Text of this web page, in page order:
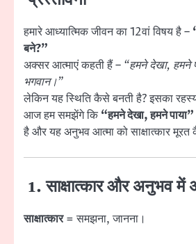
हमारे आध्यात्मिक जीवन का 12वां विषय है –
बने?”
अक्सर आत्माएं कहती हैं – “हमने देखा, हमने
भगवान।”
लेकिन यह स्थिति कैसे बनती है? इसका
आज हम समझेंगे कि “हमने देखा, हमने पाया”
है और यह अनुभव आत्मा को साक्षात्कार मूरत
1. साक्षात्कार और अनुभव में
साक्षात्कार= समझना, जानना।